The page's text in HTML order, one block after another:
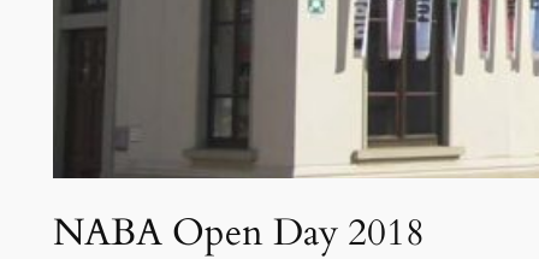
NABA Open Day 2018